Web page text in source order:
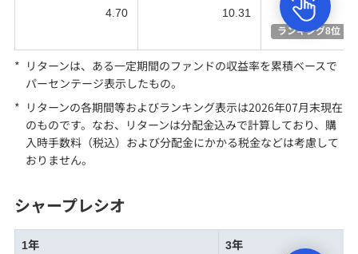
4.70 10.31
ランキング8位
* リターンは、ある一定期間のファンドの収益率を累積ベースで
パーセンテージ表示したもの。
* リターンの各期間等およびランキング表示は2026年07月末現在
のものです。なお、リターンは分配金込みで計算しており、購
入時手数料（税込）および分配金にかかる税金などは考慮して
おりません。
シャープレシオ
1年 3年